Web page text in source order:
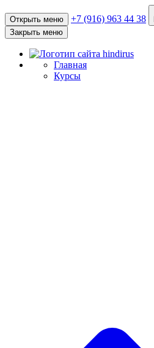
Открыть меню +7 (916) 963 44 38
Закрыть меню
Главная
Курсы